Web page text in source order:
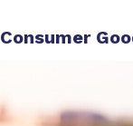
Consumer